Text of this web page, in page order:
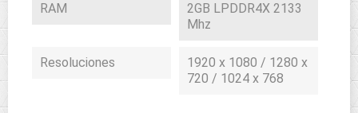
RAM
2GB LPDDR4X 2133
Mhz
Resoluciones
1920 x 1080 / 1280 x
720 / 1024 x 768